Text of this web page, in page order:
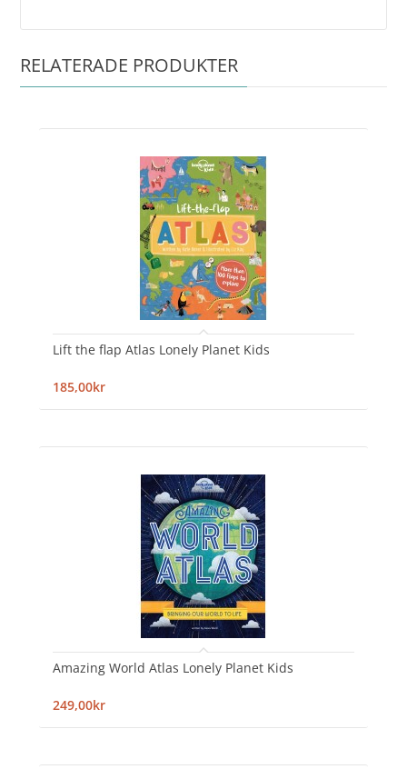
RELATERADE PRODUKTER
Lift the flap Atlas Lonely Planet Kids
185,00kr
Amazing World Atlas Lonely Planet Kids
249,00kr